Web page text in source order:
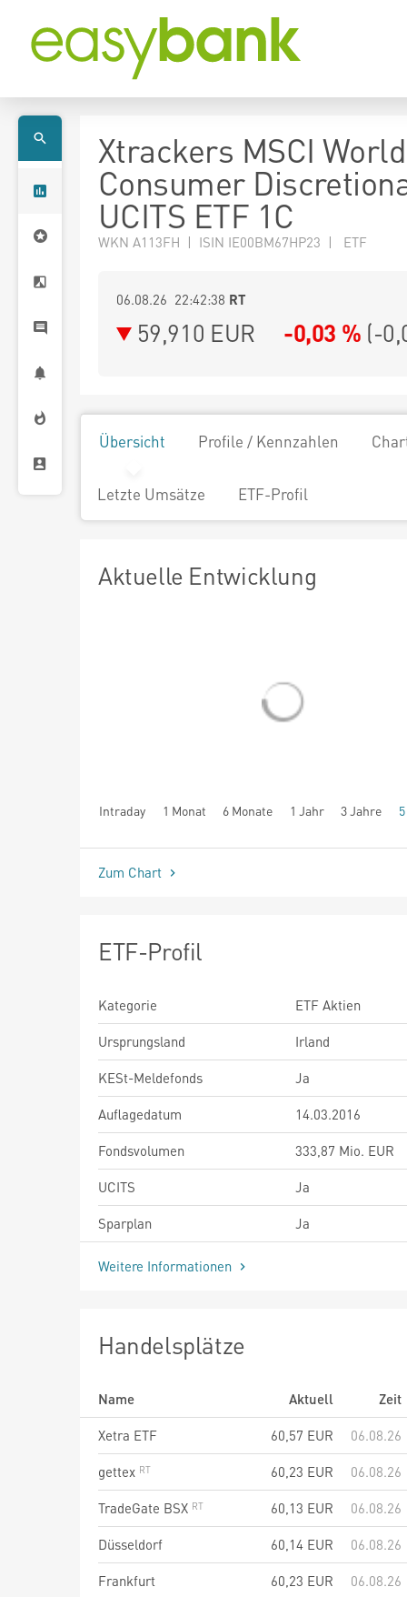
Xtrackers MSCI World
Consumer
UCITS ETF 1C
WKN A113FH | ISIN IE00BM67HP23 | ETF
06.08.26 22:42:38 RT
59,910 EUR -0,03 % (-
Übersicht Profile / Kennzahlen
Letzte Umsätze ETF-Profil
Aktuelle Entwicklung
Intraday 1 Monat 6 Monate 1 Jahr 3 Jahre
seit Beginn
Zum Chart
ETF-Profil
Kategorie
ETF Aktien
Ursprungsland
Irland
KESt-Meldefonds
Ja
Auflagedatum
14.03.2016
Fondsvolumen
333,87 Mio. EUR
UCITS
Ja
Sparplan
Ja
Weitere Informationen
Handelsplätze
Name Aktuell
Zeit
Xetra ETF
60,57 EUR
06.08.26
gettex
60,23 EUR
06.08.26
TradeGate BSX
60,13 EUR
06.08.26
Düsseldorf
60,14 EUR
06.08.26
Frankfurt
60,23 EUR 06.08.26